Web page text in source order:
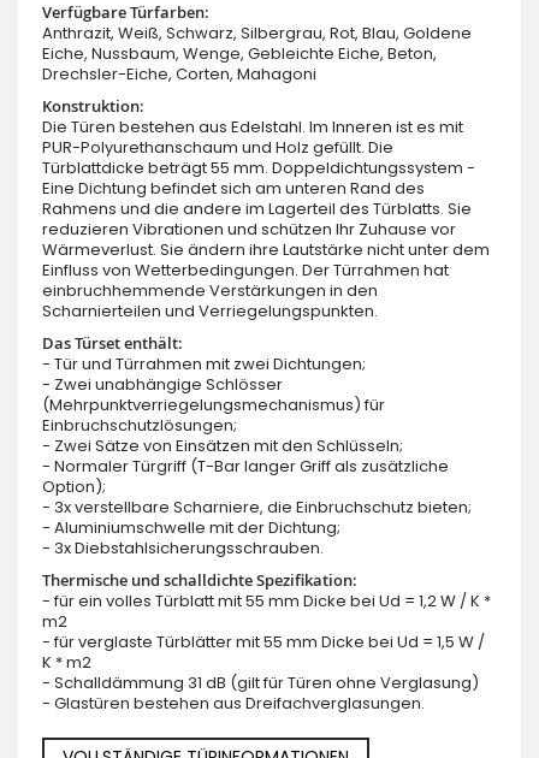
Verfügbare Türfarben:
Anthrazit, Weiß, Schwarz, Silbergrau, Rot, Blau, Goldene
Eiche, Nussbaum, Wenge, Gebleichte Eiche, Beton,
Drechsler-Eiche, Corten, Mahagoni
Konstruktion:
Die Türen bestehen aus Edelstahl. Im Inneren ist es mit
PUR-Polyurethanschaum und Holz gefüllt. Die
Türblattdicke beträgt 55 mm. Doppeldichtungssystem -
Eine Dichtung befindet sich am unteren Rand des
Rahmens und die andere im Lagerteil des Türblatts. Sie
reduzieren Vibrationen und schützen Ihr Zuhause vor
Wärmeverlust. Sie ändern ihre Lautstärke nicht unter dem
Einfluss von Wetterbedingungen. Der Türrahmen hat
einbruchhemmende Verstärkungen in den
Scharnierteilen und Verriegelungspunkten.
Das Türset enthält:
- Tür und Türrahmen mit zwei Dichtungen;
- Zwei unabhängige Schlösser
(Mehrpunktverriegelungsmechanismus) für
Einbruchschutzlösungen;
- Zwei Sätze von Einsätzen mit den Schlüsseln;
- Normaler Türgriff (T-Bar langer Griff als zusätzliche
Option);
- 3x verstellbare Scharniere, die Einbruchschutz bieten;
- Aluminiumschwelle mit der Dichtung;
- 3x Diebstahlsicherungsschrauben.
Thermische und schalldichte Spezifikation:
- für ein volles Türblatt mit 55 mm Dicke bei Ud = 1,2 W / K *
m2
- für verglaste Türblätter mit 55 mm Dicke bei Ud = 1,5 W /
K * m2
- Schalldämmung 31 dB (gilt für Türen ohne Verglasung)
- Glastüren bestehen aus Dreifachverglasungen.